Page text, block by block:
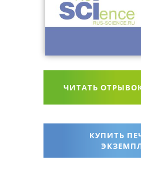
ЧИТАТЬ ОТРЫВОК
КУПИТЬ